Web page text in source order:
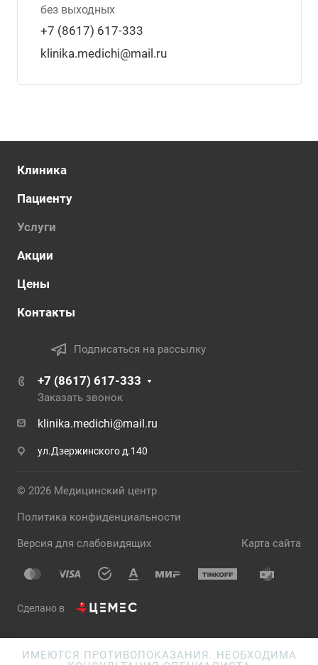
без выходных
+7 (8617) 617-333
klinika.medichi@mail.ru
Клиника
Пациенту
Услуги
Акции
Цены
Контакты
Подписаться на рассылку
+7 (8617) 617-333
Заказать звонок
klinika.medichi@mail.ru
ул.Дзержинского д.140
© 2026 Медицинский центр
Политика конфиденциальности
Версия для слабовидящих Карта сайта
Сделано в
ИМЕЮТСЯ ПРОТИВОПОКАЗАНИЯ. НЕОБХОДИМА